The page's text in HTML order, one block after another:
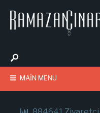
MAIN MENU